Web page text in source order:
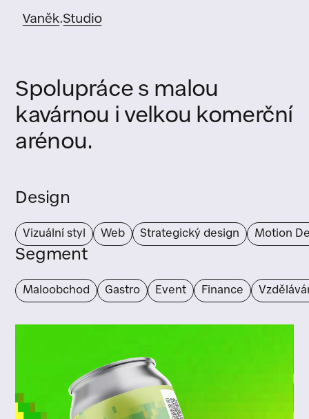
Spolupráce s malou
kavárnou i velkou komerční
arénou.
Design
Vizuální styl Web Strategický design Motion
Segment
Maloobchod Gastro Event Finance